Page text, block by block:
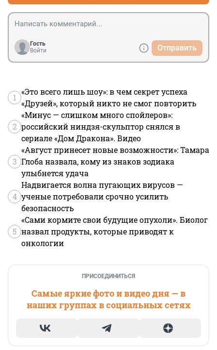
Гость
Войти
Отправить
1
«Это всего лишь шоу»: в чем секрет успеха
«Друзей», который никто не смог повторить
2
«Минус — слишком много спойлеров»:
российский ниндзя-скульптор снялся в
сериале «Дом Дракона». Видео
3
«Август принесет новые возможности»: Тамара
Глоба назвала, кому из знаков зодиака
улыбнется удача
4
Надвигается волна пугающих вирусов —
ученые потребовали срочно усилить
безопасность
5
«Сами кормите свои будущие опухоли». Биолог
назвал продукты, которые приводят к
онкологии
ПРИСОЕДИНИТЬСЯ
Самые яркие фото и видео дня — в
наших группах в социальных сетях